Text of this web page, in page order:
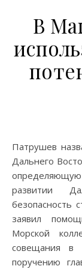
В
Патрушев назвал ВМФ ключевым фактором развития
Дальнего
развитии
безопасность
заявил
Морской
совещания в
поручению